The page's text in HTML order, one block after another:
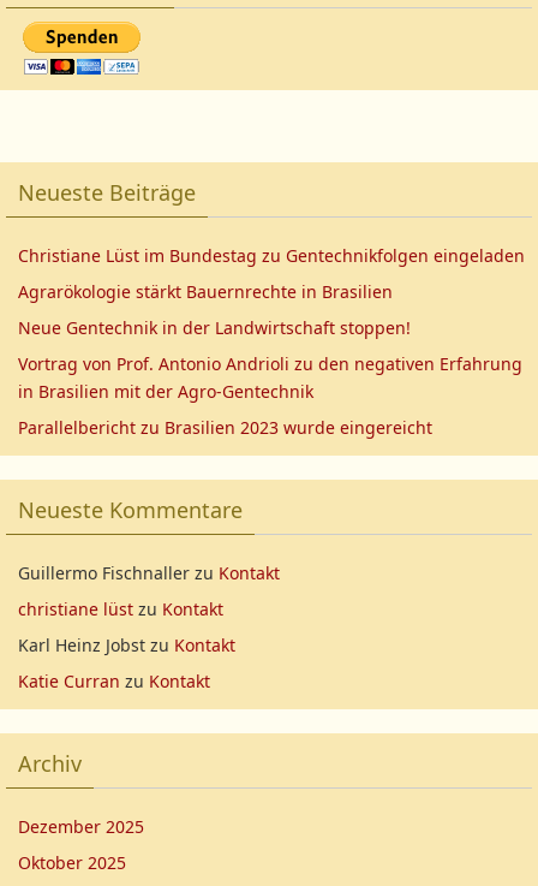
Neueste Beiträge
Christiane Lüst im Bundestag zu Gentechnikfolgen eingeladen
Agrarökologie stärkt Bauernrechte in Brasilien
Neue Gentechnik in der Landwirtschaft stoppen!
Vortrag von Prof. Antonio Andrioli zu den negativen Erfahrung
in Brasilien mit der Agro-Gentechnik
Parallelbericht zu Brasilien 2023 wurde eingereicht
Neueste Kommentare
Guillermo Fischnaller zu Kontakt
christiane lüst zu Kontakt
Karl Heinz Jobst zu Kontakt
Katie Curran zu Kontakt
Archiv
Dezember 2025
Oktober 2025